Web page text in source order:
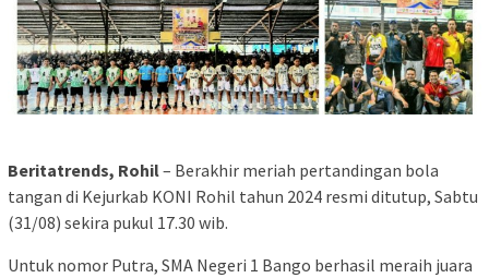
Beritatrends, Rohil– Berakhir meriah pertandingan bola
tangan di Kejurkab KONI Rohil tahun 2024 resmi ditutup, Sabtu
(31/08) sekira pukul 17.30 wib.
Untuk nomor Putra, SMA Negeri 1 Bango berhasil meraih juara